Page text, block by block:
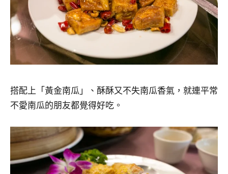
搭配上「黃金南瓜」、酥酥又不失南瓜香氣，就連平常
不愛南瓜的朋友都覺得好吃。